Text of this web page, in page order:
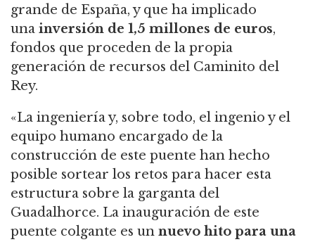
grande de España, y que ha implicado
una inversión de 1,5 millones de euros,
fondos que proceden de la propia
generación de recursos del Caminito del
Rey.
«La ingeniería y, sobre todo, el ingenio y el
equipo humano encargado de la
construcción de este puente han hecho
posible sortear los retos para hacer esta
estructura sobre la garganta del
Guadalhorce. La inauguración de este
puente colgante es un nuevo hito para una